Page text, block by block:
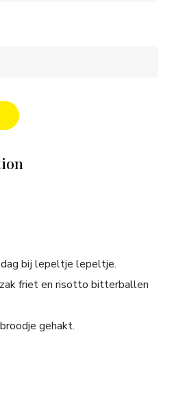
bij lepeltje lepeltje.
friet en risotto bitterballen
gehakt.